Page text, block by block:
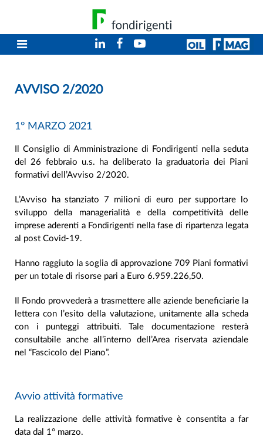
AVVISO 2/2020
1° MARZO 2021
Il Consiglio di Amministrazione di Fondirigenti nella seduta
del 26 febbraio u.s. ha deliberato la graduatoria dei Piani
formativi dell’Avviso 2/2020.
L’Avviso ha stanziato 7 milioni di euro per supportare lo
sviluppo della managerialità e della competitività delle
imprese aderenti a Fondirigenti nella fase di ripartenza legata
al post Covid-19.
Hanno raggiuto la soglia di approvazione 709 Piani formativi
per un totale di risorse pari a Euro 6.959.226,50.
Il Fondo provvederà a trasmettere alle aziende beneficiarie la
lettera con l’esito della valutazione, unitamente alla scheda
con i punteggi attribuiti. Tale documentazione resterà
consultabile anche all’interno dell’Area riservata aziendale
nel “Fascicolo del Piano”.
Avvio attività formative
La realizzazione delle attività formative è consentita a far
data dal 1° marzo.